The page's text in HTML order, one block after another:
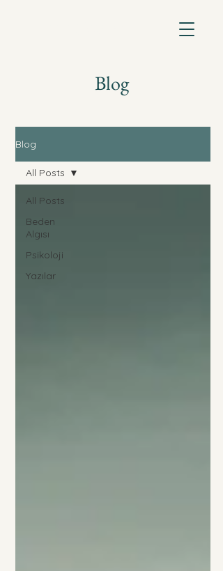
Blog
Blog
All Posts
Beden
Algısı
Psikoloji
Yazılar
All Posts